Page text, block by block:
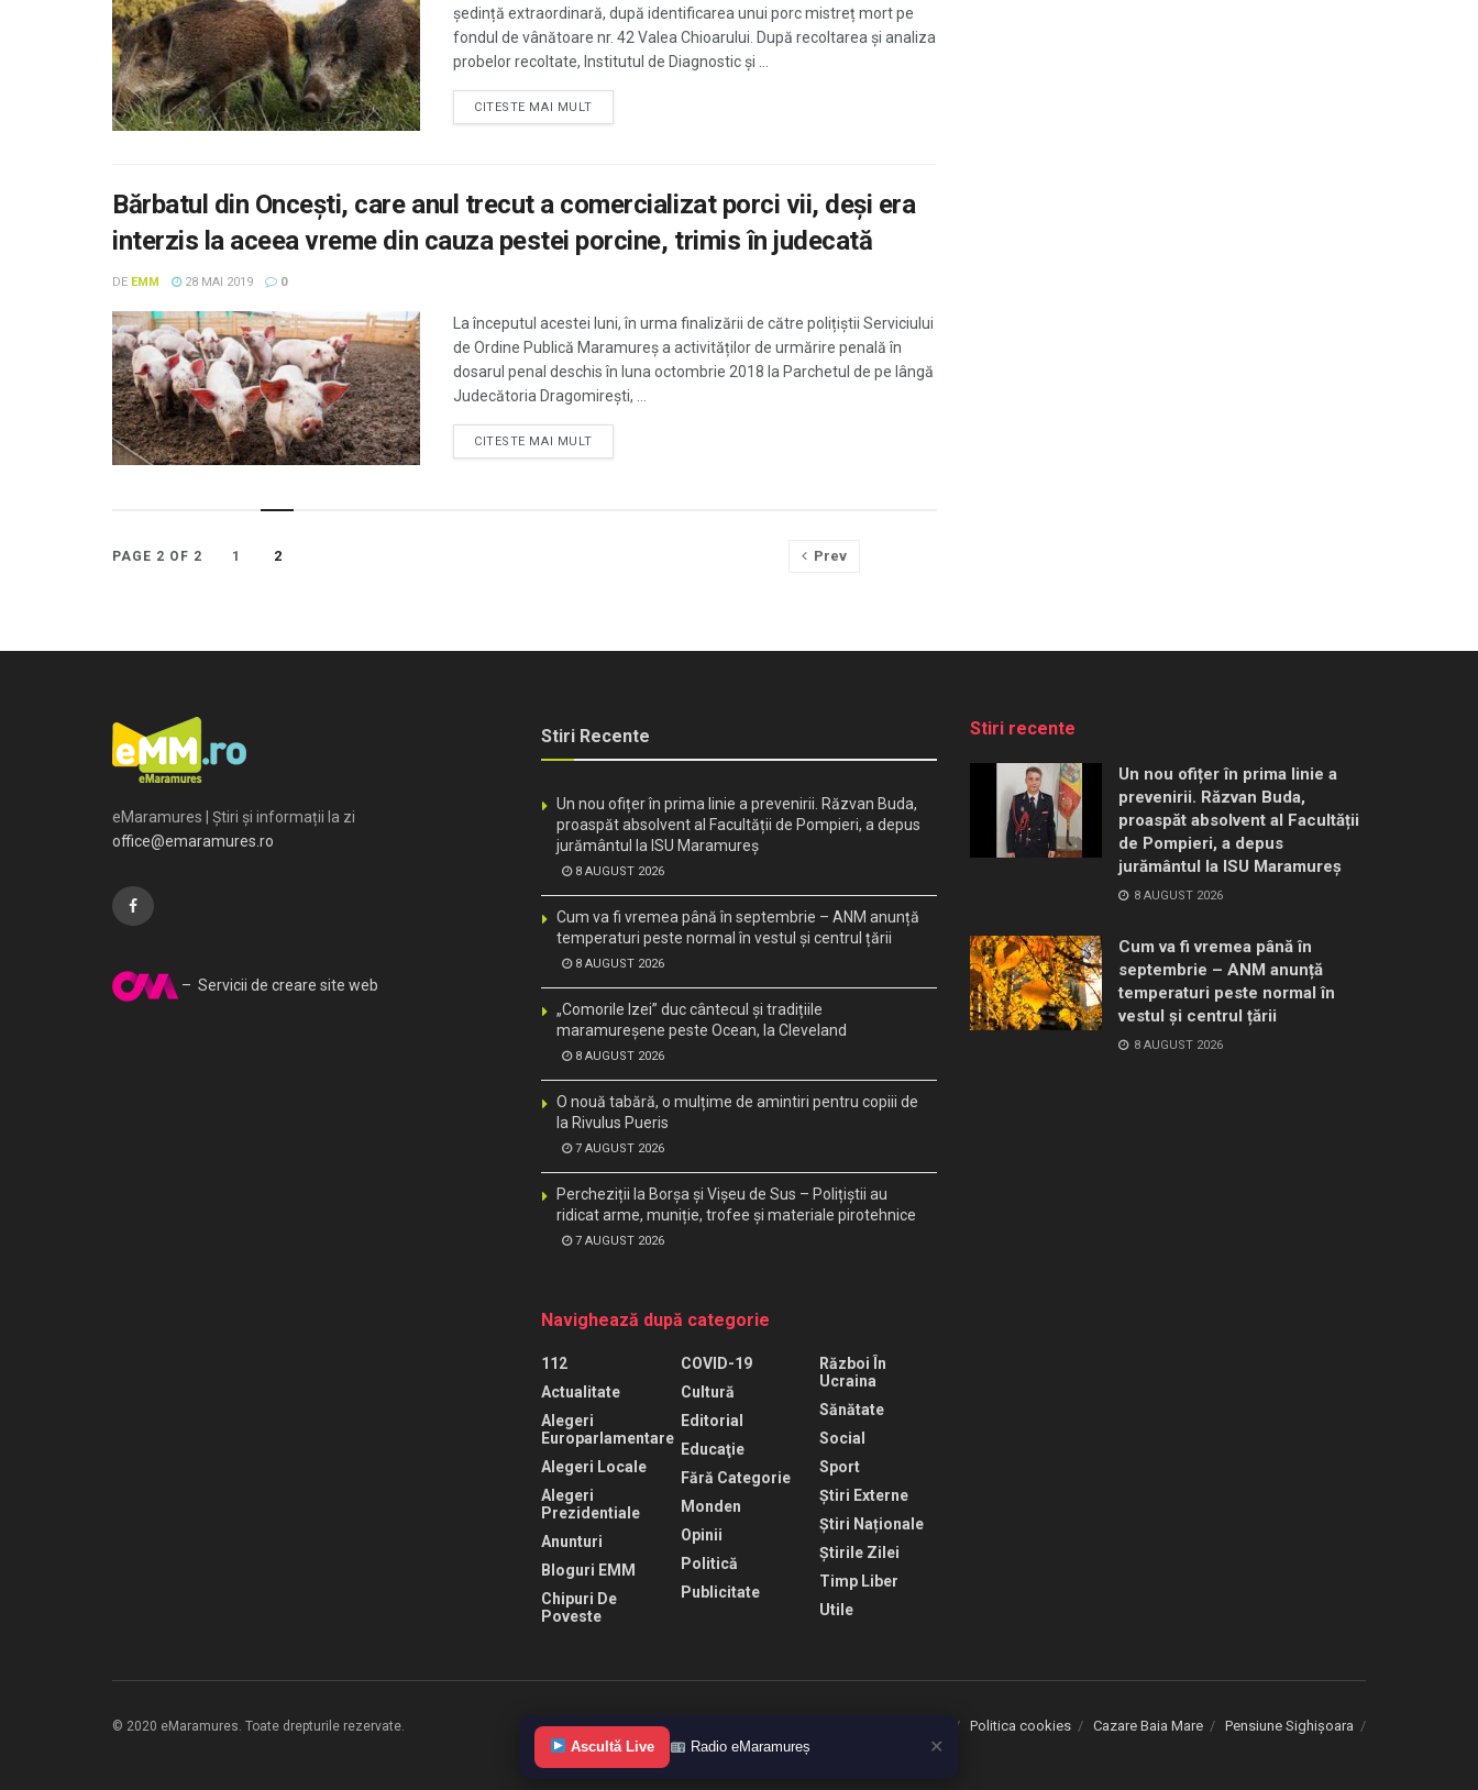
ședință extraordinară, după identificarea unui porc mistreț mort pe
fondul de vânătoare nr. 42 Valea Chioarului. După recoltarea și analiza
probelor recoltate, Institutul de Diagnostic și ...
CITESTE MAI MULT
Bărbatul din Onceşti, care anul trecut a comercializat porci vii, deşi era
interzis la aceea vreme din cauza pestei porcine, trimis în judecată
DE EMM 28 MAI 2019 0
La începutul acestei luni, în urma finalizării de către polițiștii Serviciului
de Ordine Publică Maramureș a activităților de urmărire penală în
dosarul penal deschis în luna octombrie 2018 la Parchetul de pe lângă
Judecătoria Dragomirești, ...
CITESTE MAI MULT
PAGE 2 OF 2 Prev
1 2
eMaramures | Știri și informații la zi
office@emaramures.ro
– Servicii de creare site web
Stiri Recente
Un nou ofițer în prima linie a prevenirii. Răzvan Buda,
proaspăt absolvent al Facultății de Pompieri, a depus
jurământul la ISU Maramureș
8 AUGUST 2026
Cum va fi vremea până în septembrie – ANM anunță
temperaturi peste normal în vestul și centrul țării
8 AUGUST 2026
„Comorile Izei” duc cântecul și tradițiile
maramureșene peste Ocean, la Cleveland
8 AUGUST 2026
O nouă tabără, o mulțime de amintiri pentru copiii de
la Rivulus Pueris
7 AUGUST 2026
Percheziții la Borșa și Vișeu de Sus – Polițiștii au
ridicat arme, muniție, trofee și materiale pirotehnice
7 AUGUST 2026
Navighează după categorie
112
Actualitate
Alegeri
Europarlamentare
Alegeri Locale
Alegeri
Prezidentiale
Anunturi
Bloguri EMM
Chipuri De
Poveste
COVID-19
Cultură
Editorial
Educaţie
Fără Categorie
Monden
Opinii
Politică
Publicitate
Război În
Ucraina
Sănătate
Social
Sport
Știri Externe
Știri Naționale
Știrile Zilei
Timp Liber
Utile
Stiri recente
Un nou ofițer în prima linie a
prevenirii. Răzvan Buda,
proaspăt absolvent al Facultății
de Pompieri, a depus
jurământul la ISU Maramureș
8 AUGUST 2026
Cum va fi vremea până în
septembrie – ANM anunță
temperaturi peste normal în
vestul și centrul țării
8 AUGUST 2026
Termeni de folosire Politica cookies Cazare Baia Mare Pensiune Sighișoara
© 2020 eMaramures. Toate drepturile rezervate.
Ascultă Live Radio eMaramureș ✕